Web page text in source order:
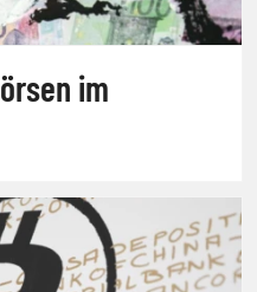
im